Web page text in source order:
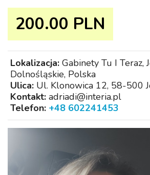
200.00 PLN
Lokalizacja: Gabinety Tu I Teraz,
Dolnośląskie, Polska
Ulica: Ul. Klonowica 12, 58-500
Kontakt: adriadi@interia.pl
Telefon: +48 602241453